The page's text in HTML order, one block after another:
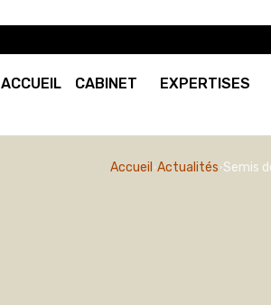
ACCUEIL CABINET EXPERTISES
Accueil Actualités Semis